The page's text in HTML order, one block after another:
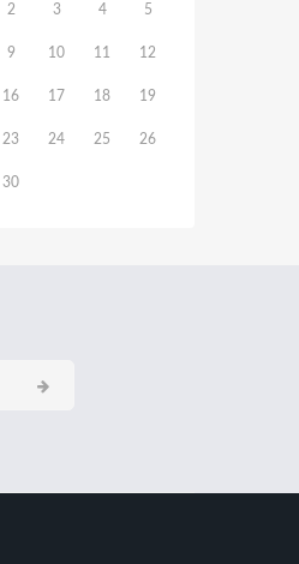
2 3 4 5
9 10 11 12
16 17 18 19
23 24 25 26
30